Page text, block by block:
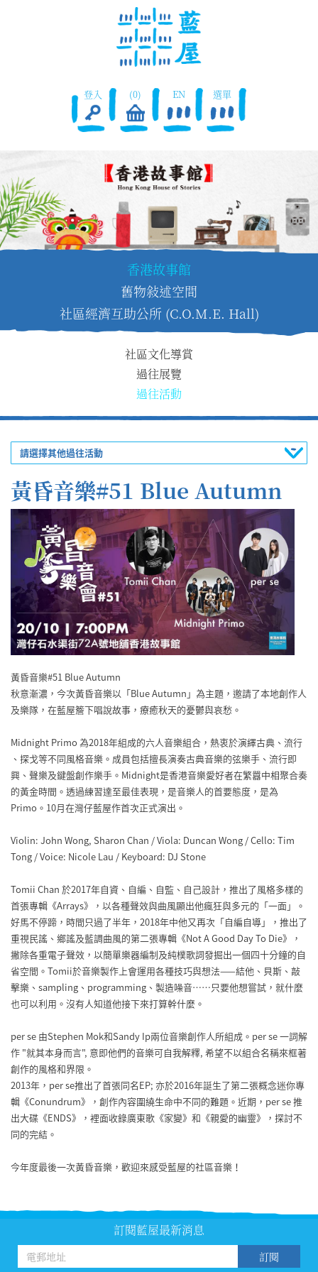
登入 (0) EN 選單
香港故事館
舊物敍述空間
社區經濟互助公所 (C.O.M.E. Hall)
社區文化導賞
過往展覽
過往活動
請選擇其他過往活動
黃昏音樂#51 Blue Autumn
黃昏音樂#51 Blue Autumn
秋意漸濃，今次黃昏音樂以「Blue Autumn」為主題，邀請了本地創作人
及樂隊，在藍屋簷下唱說故事，療癒秋天的憂鬱與哀愁。
Midnight Primo 為2018年組成的六人音樂組合，熱衷於演繹古典、流行
、探戈等不同風格音樂。成員包括擅長演奏古典音樂的弦樂手、流行即
興、聲樂及鍵盤創作樂手。Midnight是香港音樂愛好者在繁囂中相聚合奏
的黃金時間。透過練習達至最佳表現，是音樂人的首要態度，是為
Primo。10月在灣仔藍屋作首次正式演出。
Violin: John Wong, Sharon Chan / Viola: Duncan Wong / Cello: Tim
Tong / Voice: Nicole Lau / Keyboard: DJ Stone
Tomii Chan 於2017年自資、自編、自監、自己設計，推出了風格多樣的
首張專輯《Arrays》，以各種聲效與曲風顯出他瘋狂與多元的「一面」。
好馬不停蹄，時間只過了半年，2018年中他又再次「自編自導」，推出了
重視民謠、鄉謠及藍調曲風的第二張專輯《Not A Good Day To Die》，
撇除各重電子聲效，以簡單樂器編制及純樸歌詞發掘出一個四十分鐘的自
省空間。Tomii於音樂製作上會運用各種技巧與想法——結他、貝斯、敲
擊樂、sampling、programming、製造噪音⋯⋯只要他想嘗試，就什麼
也可以利用。沒有人知道他接下來打算幹什麼。
per se 由Stephen Mok和Sandy Ip兩位音樂創作人所組成。per se 一詞解
作 "就其本身而言", 意即他們的音樂可自我解釋, 希望不以組合名稱來框著
創作的風格和界限。
2013年，per se推出了首張同名EP; 亦於2016年誔生了第二張概念迷你專
輯《Conundrum》，創作內容圍繞生命中不同的難題。近期，perse 推
出大碟《ENDS》，裡面收錄廣東歌《家變》和《親愛的幽靈》，探討不
同的完結。
今年度最後一次黃昏音樂，歡迎來感受藍屋的社區音樂！
訂閱藍屋最新消息
訂閱